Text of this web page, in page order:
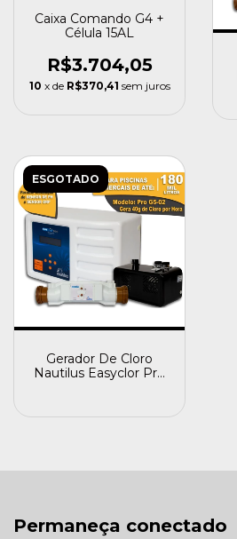
Caixa Comando G4 +
Célula 15AL
R$3.704,05
10 x de R$370,41 sem juros
ESGOTADO
Gerador De Cloro
Nautilus Easyclor Pro
Permaneça conectado